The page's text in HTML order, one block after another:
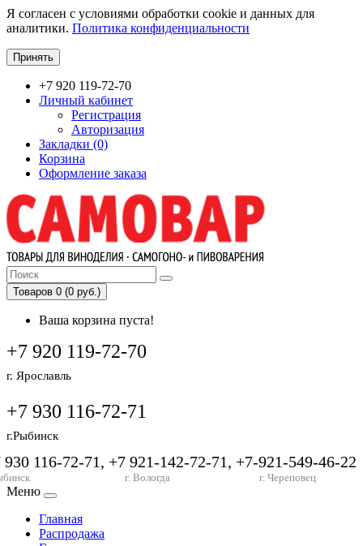
Я согласен с условиями обработки cookie и данных для
аналитики. Политика конфиденциальности
Принять
+7 920 119-72-70
Личный кабинет
Регистрация
Авторизация
Закладки (0)
Корзина
Оформление заказа
Товаров 0 (0 руб.)
Ваша корзина пуста!
+7 920 119-72-70
г. Ярославль
+7 930 116-72-71
г.Рыбинск
116-72-71, +7 921-142-72-71, +7-921-549-46-22
г. Вологда г. Череповец
Меню
Главная
Распродажа